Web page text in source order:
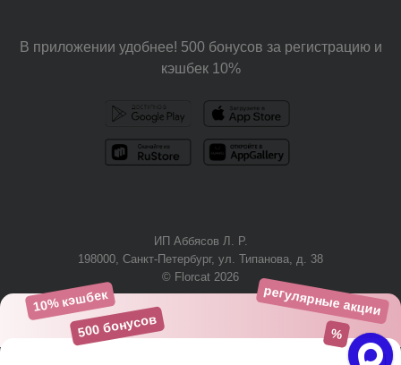
10% кэшбек
500 бонусов
регулярные акции
%
В приложении удобнее! 500 бонусов за регистрацию и
кэшбек 10%
ИП Аббясов Л. Р.
198000, Санкт-Петербург, ул. Типанова, д. 38
© Florcat 2026
+7 (812) 425-61-03